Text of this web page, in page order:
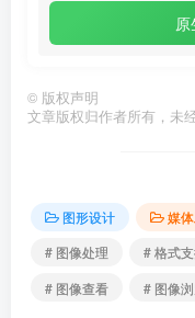
© 版权声明
文章版权归作者所有，未
图形设计 媒
# 图像处理
# 格式
# 图像查看
# 图像